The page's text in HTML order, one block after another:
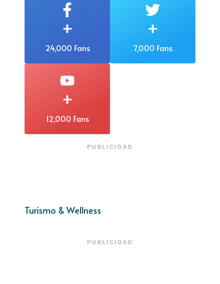
+
24,000 Fans
+
7,000 Fans
+
12,000 Fans
PUBLICIDAD
Turismo & Wellness
PUBLICIDAD